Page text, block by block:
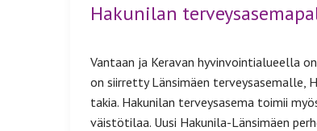
Hakunilan
Vantaan ja Keravan hyvinvointialueella
on siirretty Länsimäen terveysasemalle,
takia. Hakunilan terveysasema toimii
väistötilaa. Uusi Hakunila-Länsimäen